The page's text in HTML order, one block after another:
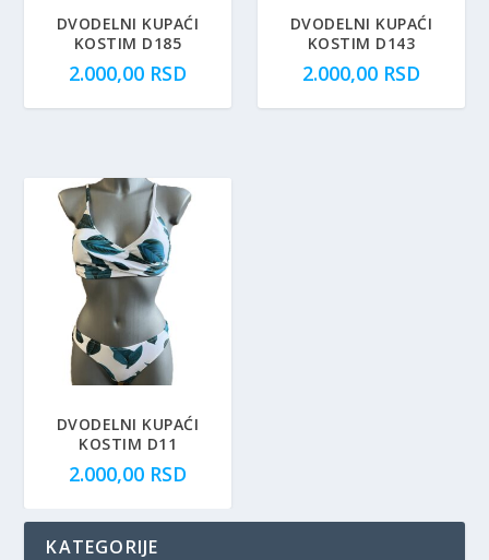
DVODELNI KUPAĆI
KOSTIM D185
2.000,00 RSD
DVODELNI KUPAĆI
KOSTIM D143
2.000,00 RSD
DVODELNI KUPAĆI
KOSTIM D11
2.000,00 RSD
KATEGORIJE